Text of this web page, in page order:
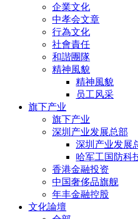
企業文化
中孝会文章
行為文化
社會責任
和諧團隊
精神風貌
精神風貌
员工风采
旗下产业
旗下产业
深圳产业发展总部
深圳产业发展
哈军工国防科
香港金融投资
中国奢侈品旗舰
年丰金融控股
文化論壇